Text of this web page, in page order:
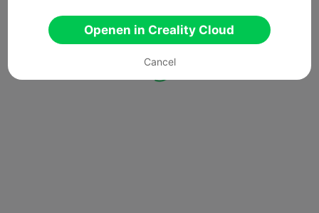
Openen in Creality Cloud
Cancel